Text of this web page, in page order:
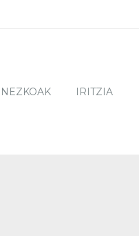
IRITZIA